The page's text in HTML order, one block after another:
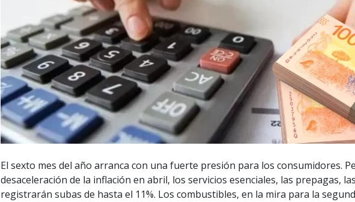
El sexto mes del año arranca con una fuerte presión para los consumidores.
desaceleración de la inflación en abril, los servicios esenciales, las prepagas,
registrarán subas de hasta el 11%. Los combustibles, en la mira para la